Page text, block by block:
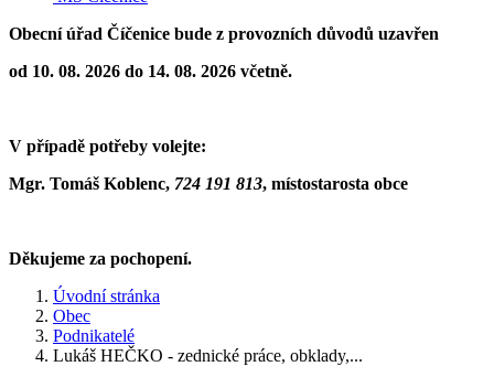
Obecní úřad Číčenice bude z provozních důvodů uzavřen
od 10. 08. 2026 do 14. 08. 2026 včetně.
V případě potřeby volejte:
Mgr. Tomáš Koblenc, 724 191 813, místostarosta obce
Děkujeme za pochopení.
Úvodní stránka
Obec
Podnikatelé
Lukáš HEČKO - zednické práce, obklady,...